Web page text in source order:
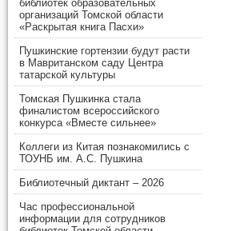
библиотек образовательных
организаций Томской области
«Раскрытая книга Пасхи»
Пушкинские гортензии будут расти
в Мавританском саду Центра
татарской культуры
Томская Пушкинка стала
финалистом всероссийского
конкурса «Вместе сильнее»
Коллеги из Китая познакомились с
ТОУНБ им. А.С. Пушкина
Библиотечный диктант – 2026
Час профессиональной
информации для сотрудников